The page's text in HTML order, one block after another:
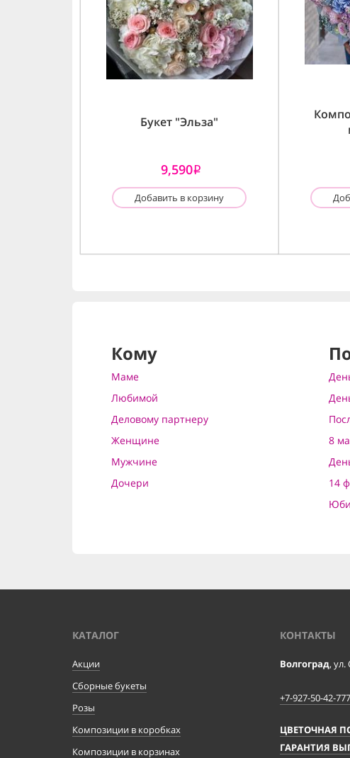
Букет "Эльза"
9,590i
Добавить в корзину
Кому
Маме
Любимой
Деловому партнеру
Женщине
Мужчине
Дочери
8
14
КАТАЛОГ
Акции
Сборные букеты
Розы
Композиции в коробках
Композиции в корзинах
КОНТАКТЫ
Волгоград, ул.
+7-927-50-42-777
ЦВЕТОЧНАЯ
ГАРАНТИЯ